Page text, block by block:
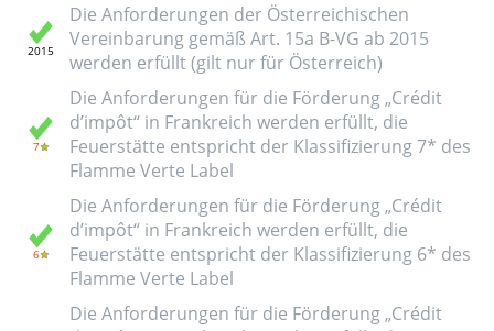
Die Anforderungen der Österreichischen
Vereinbarung gemäß Art. 15a B-VG ab 2015
werden erfüllt (gilt nur für Österreich)
Die Anforderungen für die Förderung „Crédit
d’impôt“ in Frankreich werden erfüllt, die
Feuerstätte entspricht der Klassifizierung 7* des
Flamme Verte Label
Die Anforderungen für die Förderung „Crédit
d’impôt“ in Frankreich werden erfüllt, die
Feuerstätte entspricht der Klassifizierung 6* des
Flamme Verte Label
Die Anforderungen für die Förderung „Crédit